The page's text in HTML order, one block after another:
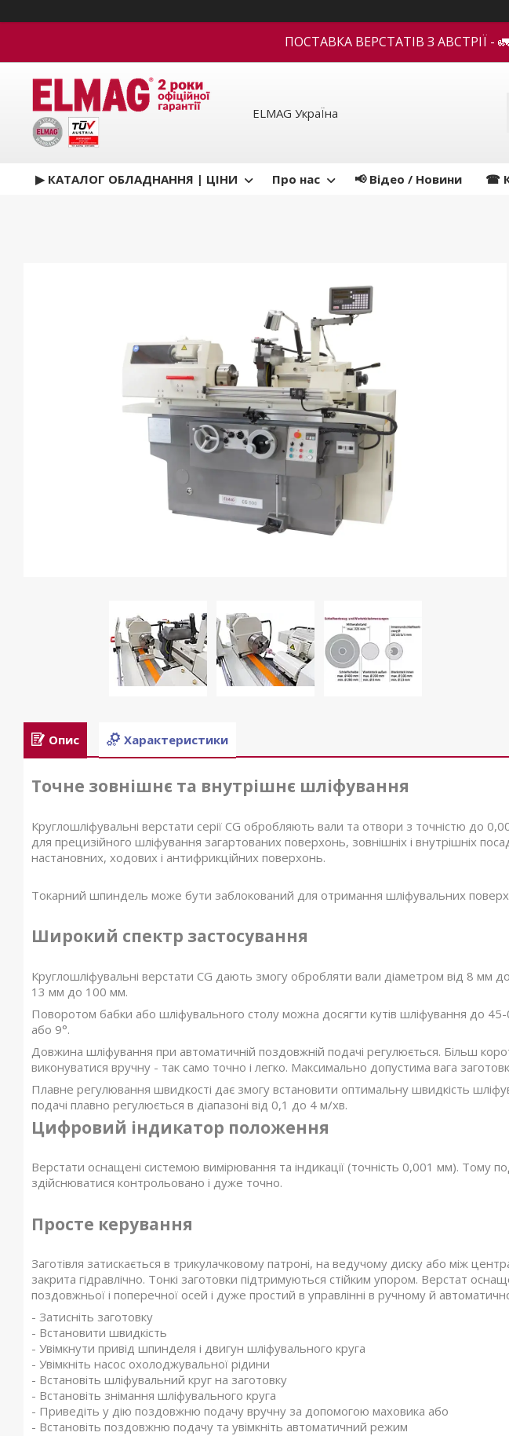
ПОСТАВКА ВЕРСТАТІВ З АВСТРІЇ - 🚛
ELMAG УкраЇна
▶ КАТАЛОГ ОБЛАДНАННЯ | ЦІНИ Про нас 📢 Відео / Новини ☎
Опис Характеристики
Точне зовнішнє та внутрішнє шліфування
Круглошліфувальні верстати серії CG обробляють вали та отвори з точністю до
для прецизійного шліфування загартованих поверхонь, зовнішніх і внутрішніх
настановних, ходових і антифрикційних поверхонь.
Токарний шпиндель може бути заблокований для отримання шліфувальних
Широкий спектр застосування
Круглошліфувальні верстати CG дають змогу обробляти вали діаметром від 8 мм
13 мм до 100 мм.
Поворотом бабки або шліфувального столу можна досягти кутів шліфування до 45-
або 9°.
Довжина шліфування при автоматичній поздовжній подачі регулюється. Більш
виконуватися вручну - так само точно і легко. Максимально допустима вага
Плавне регулювання швидкості дає змогу встановити оптимальну швидкість
подачі плавно регулюється в діапазоні від 0,1 до 4 м/хв.
Цифровий індикатор положення
Верстати оснащені системою вимірювання та індикації (точність 0,001 мм). Тому
здійснюватися контрольовано і дуже точно.
Просте керування
Заготівля затискається в трикулачковому патроні, на ведучому диску або між
закрита гідравлічно. Тонкі заготовки підтримуються стійким упором. Верстат
поздовжньої і поперечної осей і дуже простий в управлінні в ручному й
- Затисніть заготовку
- Встановити швидкість
- Увімкнути привід шпинделя і двигун шліфувального круга
- Увімкніть насос охолоджувальної рідини
- Встановіть шліфувальний круг на заготовку
- Встановіть знімання шліфувального круга
- Приведіть у дію поздовжню подачу вручну за допомогою маховика або
- Встановіть поздовжню подачу та увімкніть автоматичний режим